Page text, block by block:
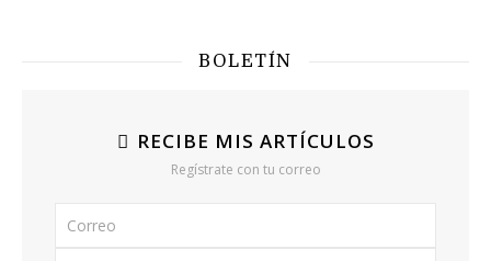
BOLETÍN
RECIBE MIS ARTÍCULOS
Regístrate con tu correo